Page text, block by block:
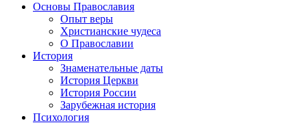
Основы Православия
Опыт веры
Христианские чудеса
О Православии
История
Знаменательные даты
История Церкви
История России
Зарубежная история
Психология